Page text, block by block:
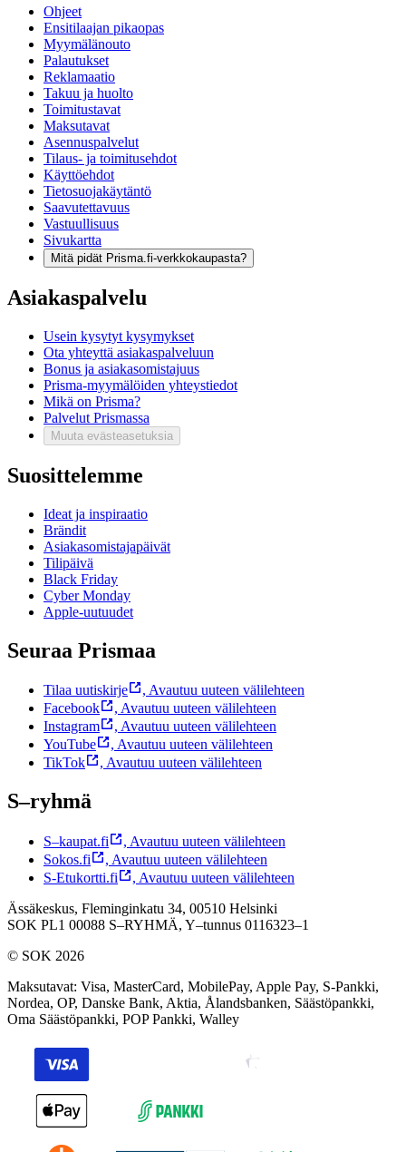
Ohjeet
Ensitilaajan pikaopas
Myymälänouto
Palautukset
Reklamaatio
Takuu ja huolto
Toimitustavat
Maksutavat
Asennuspalvelut
Tilaus- ja toimitusehdot
Käyttöehdot
Tietosuojakäytäntö
Saavutettavuus
Vastuullisuus
Sivukartta
Mitä pidät Prisma.fi-verkkokaupasta?
Asiakaspalvelu
Usein kysytyt kysymykset
Ota yhteyttä asiakaspalveluun
Bonus ja asiakasomistajuus
Prisma-myymälöiden yhteystiedot
Mikä on Prisma?
Palvelut Prismassa
Muuta evästeasetuksia
Suosittelemme
Ideat ja inspiraatio
Brändit
Asiakasomistajapäivät
Tilipäivä
Black Friday
Cyber Monday
Apple-uutuudet
Seuraa Prismaa
Tilaa uutiskirje , Avautuu uuteen välilehteen
Facebook
, Avautuu uuteen välilehteen
Instagram
, Avautuu uuteen välilehteen
YouTube
, Avautuu uuteen välilehteen
TikTok
, Avautuu uuteen välilehteen
S–ryhmä
S–kaupat.fi , Avautuu uuteen välilehteen
Sokos.fi
, Avautuu uuteen välilehteen
S-Etukortti.fi
, Avautuu uuteen välilehteen
Ässäkeskus, Fleminginkatu 34, 00510 Helsinki
SOK PL1 00088 S–RYHMÄ, Y–tunnus 0116323–1
© SOK 2026
Maksutavat: Visa, MasterCard, MobilePay, Apple Pay, S-Pankki,
Nordea, OP, Danske Bank, Aktia, Ålandsbanken, Säästöpankki,
Oma Säästöpankki, POP Pankki, Walley